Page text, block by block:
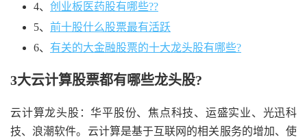
4、 创业板医药股有哪些??
5、 前十股什么股票最有活跃
6、 有关的大金融股票的十大龙头股有哪些?
3大云计算股票都有哪些龙头股?
云计算龙头股：华平股份、焦点科技、运盛实业、光迅科
技、浪潮软件。云计算是基于互联网的相关服务的增加、使